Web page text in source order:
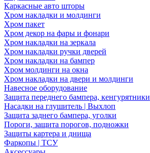
Каркасные авто шторы
Хром накладки и молдинги
Хром пакет
Хром декор на фары и фонари
Хром накладки на зеркала
Хром накладки ручки дверей
Хром накладки на бампер
Хром молдинги на окна
Хром накладки на двери и молдинги
Навесное оборудование
Защита переднего бампера, кенгурятники
Насадки на глушитель | Выхлоп
Защита заднего бампера, уголки
Пороги, защита порогов, подножки
Защиты картера и днища
Фаркопы | ТСУ